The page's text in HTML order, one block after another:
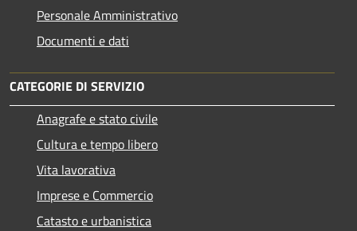
Personale Amministrativo
Documenti e dati
CATEGORIE DI SERVIZIO
Anagrafe e stato civile
Cultura e tempo libero
Vita lavorativa
Imprese e Commercio
Catasto e urbanistica